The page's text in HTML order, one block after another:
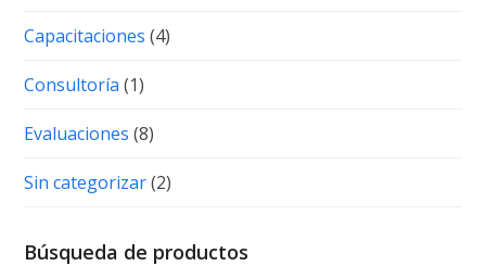
Capacitaciones (4)
Consultoría (1)
Evaluaciones (8)
Sin categorizar (2)
Búsqueda de productos